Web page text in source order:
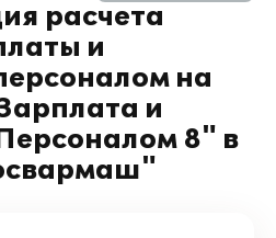
расчета
и
на
и
8" в